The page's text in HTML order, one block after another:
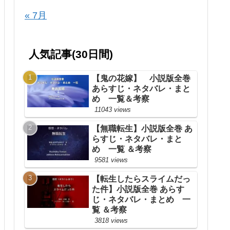
« 7月
人気記事(30日間)
【鬼の花嫁】 小説版全巻
あらすじ・ネタバレ・まと
め 一覧＆考察
11043 views
【無職転生】小説版全巻 あ
らすじ・ネタバレ・まと
め 一覧 ＆考察
9581 views
【転生したらスライムだっ
た件】小説版全巻 あらす
じ・ネタバレ・まとめ 一
覧 ＆考察
3818 views